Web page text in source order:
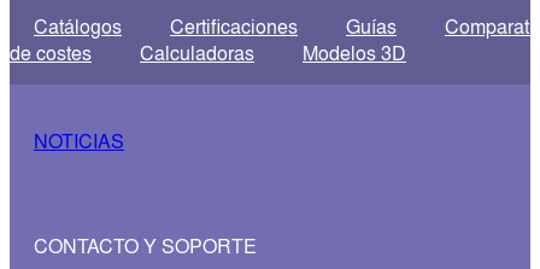
Catálogos Certificaciones Guías
de costes
Calculadoras Modelos 3D
NOTICIAS
CONTACTO Y SOPORTE